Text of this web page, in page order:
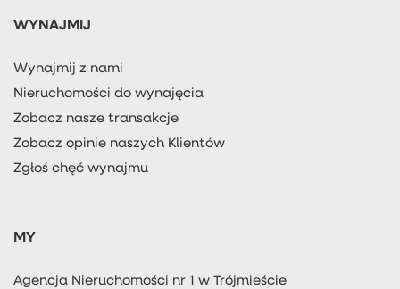
WYNAJMIJ
Wynajmij z nami
Nieruchomości do wynajęcia
Zobacz nasze transakcje
Zobacz opinie naszych Klientów
Zgłoś chęć wynajmu
MY
Agencja Nieruchomości nr 1 w Trójmieście